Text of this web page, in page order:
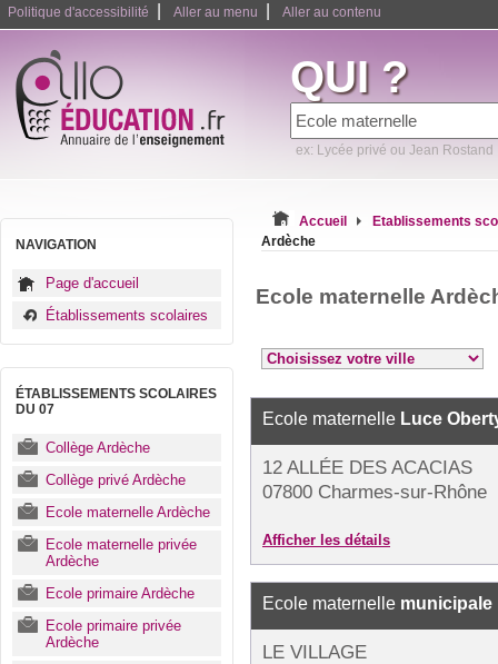
Politique d'accessibilité Aller au menu Aller au contenu
QUI ?
ex: Lycée privé ou Jean Rostand
NAVIGATION
Page d'accueil
Établissements scolaires
ÉTABLISSEMENTS SCOLAIRES
DU 07
Collège Ardèche
Collège privé Ardèche
Ecole maternelle Ardèche
Ecole maternelle privée
Ardèche
Ecole primaire Ardèche
Ecole primaire privée
Ardèche
Accueil
Etablissements
Ardèche
Ecole maternelle
Ecole maternelle Luce
12 ALLÉE DES ACACIAS
07800 Charmes-sur-Rhône
Afficher les détails
Ecole maternelle municipale
LE VILLAGE